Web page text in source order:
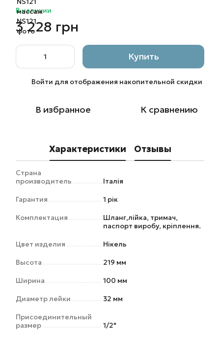
В наличии
3 228 грн
Купить
Войти для отображения накопительной скидки
В избранное К сравнению
Характеристики Отзывы
Страна
производитель
Італія
Гарантия 1 рік
Комплектация
Шланг,лійка, тримач,
паспорт виробу, кріплення.
Цвет изделия Нікель
Высота 219 мм
Ширина 100 мм
Диаметр лейки 32 мм
Присоединительный
размер
1/2"